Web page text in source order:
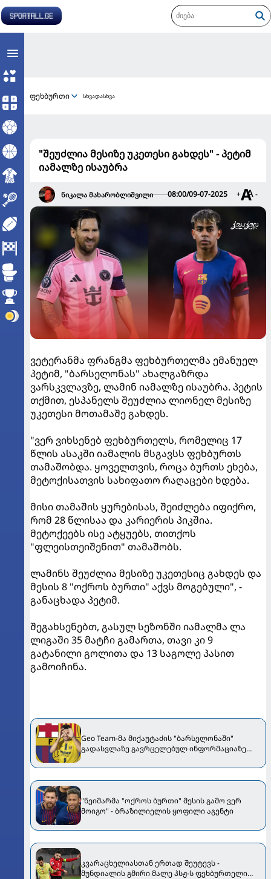
ფეხბურთი სხვადასხვა
"შეუძლია მესიზე უკეთესი გახდეს" - პეტიმ
იამალზე ისაუბრა
ნიკალა მახარობლიშვილი 08:00/09-07-2025 + -
ვეტერანმა ფრანგმა ფეხბურთელმა ემანუელ
პეტიმ, "ბარსელონას" ახალგაზრდა
ვარსკვლავზე, ლამინ იამალზე ისაუბრა. პეტის
თქმით, ესპანელს შეუძლია ლიონელ მესიზე
უკეთესი მოთამაშე გახდეს.
"ვერ ვიხსენებ ფეხბურთელს, რომელიც 17
წლის ასაკში იამალის მსგავსს ფეხბურთს
თამაშობდა. ყოველთვის, როცა ბურთს ეხება,
მეტოქისათვის სახიფათო რაღაცები ხდება.
მისი თამაშის ყურებისას, შეიძლება იფიქრო,
რომ 28 წლისაა და კარიერის პიკშია.
მეტოქეებს ისე ატყუებს, თითქოს
"ფლეისთეიშენით" თამაშობს.
ლამინს შეუძლია მესიზე უკეთესიც გახდეს და
მესის 8 "ოქროს ბურთი" აქვს მოგებული", -
განაცხადა პეტიმ.
შეგახსენებთ, გასულ სეზონში იამალმა ლა
ლიგაში 35 მატჩი გამართა, თავი კი 9
გატანილი გოლითა და 13 საგოლე პასით
გამოიჩინა.
Geo Team-მა მიქაუტაძის "ბარსელონაში"
გადასვლაზე გავრცელებულ ინფორმაციაზე
"ნეიმარმა "ოქროს ბურთი" მესის გამო ვერ
მოიგო" - ბრაზილიელის ყოფილი აგენტი
კვარაცხელიასთან ერთად შეუტევს -
მუნდიალის გმირი მალე პსჟ-ს ფეხბურთელი